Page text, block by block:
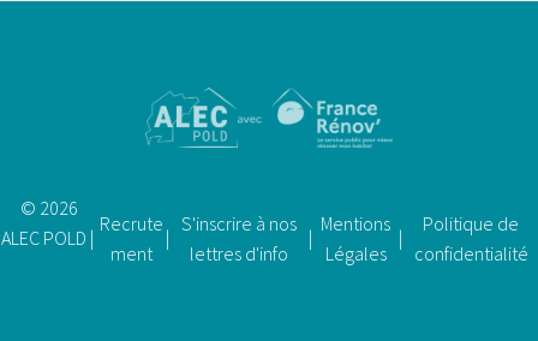
© 2026
ALEC POLD |
Recrute
ment
|
S'inscrire à nos
lettres d'info
|
Mentions
Légales
|
Politique de
confidentialité